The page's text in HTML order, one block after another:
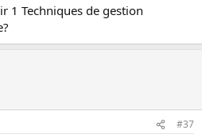
1 Techniques de gestion
#37